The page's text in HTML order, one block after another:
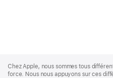
Footer
Chez Apple, nous sommes tous
force. Nous nous appuyons sur ces